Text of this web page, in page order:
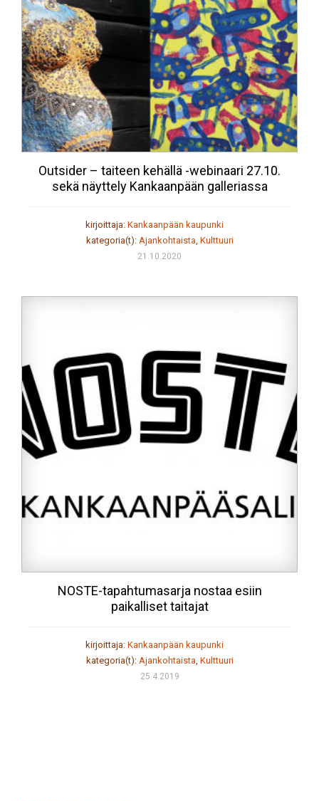
Outsider – taiteen kehällä -webinaari 27.10.
sekä näyttely Kankaanpään galleriassa
kirjoittaja: Kankaanpään kaupunki
kategoria(t): Ajankohtaista, Kulttuuri
21.10.2020
NOSTE-tapahtumasarja nostaa esiin
paikalliset taitajat
kirjoittaja: Kankaanpään kaupunki
kategoria(t): Ajankohtaista, Kulttuuri
25.4.2019